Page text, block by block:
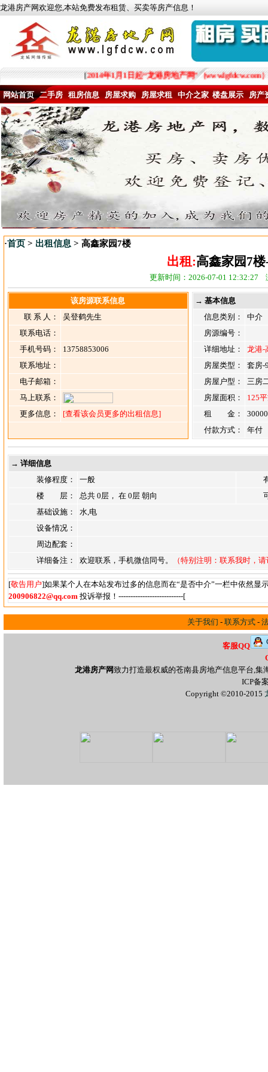
龙港房产网欢迎您,本站免费发布租赁、买卖等房产信息！
2014年1月1日起“龙港房地产网”（www.lgfdcw.com
网站首页 二手房 租房信息 房屋求购 房屋求租 中介之家 楼盘展示 房产
·首页 > 出租信息 > 高鑫家园7楼
出租:高鑫家园7
更新时间：2026-07-01 12:32:27
该房源联系信息
联 系 人：
吴登鹤先生
联系电话：
手机号码：
13758853006
联系地址：
电子邮箱：
马上联系：
更多信息：
[查看该会员更多的出租信息]
→ 基本信息
信息类别：
中介
房源编号：
详细地址：
龙港-
房屋类型：
套房-
房屋户型：
三房
房屋面积：
125
租 金：
付款方式：
年付
→ 详细信息
装修程度：
一般
楼 层：
总共 0层， 在 0层 朝向
基础设施：
水,电
设备情况：
周边配套：
详细备注：
欢迎联系，手机微信同号。 （特别注明：联系我时，
[敬告用户]如果某个人在本站发布过多的信息而在“是否中介”一栏中依然显
200906822@qq.com 投诉举报！---------------------------[
关于我们 -联系方式 -
客服QQ
龙港房产网致力打造最权威的苍南县房地产信息平台,
ICP备
Copyright ©2010-2015